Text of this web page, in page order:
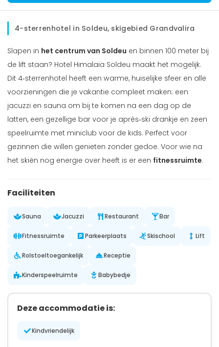
4-sterrenhotel in Soldeu, skigebied Grandvalira
Slapen in het centrum van Soldeu en binnen 100 meter bij
de lift staan? Hotel Himalaia Soldeu maakt het mogelijk.
Dit 4‑sterrenhotel heeft een warme, huiselijke sfeer en alle
voorzieningen die je vakantie compleet maken: een
jacuzzi en sauna om bij te komen na een dag op de
latten, een gezellige bar voor je après‑ski drankje en zeen
speelruimte met miniclub voor de kids. Perfect voor
gezinnen die willen genieten zonder gedoe. Voor wie na
het skiën nog energie over heeft is er een fitnessruimte.
Faciliteiten
Sauna Jacuzzi Restaurant Bar
Fitnessruimte Parkeerplaats Skischool Lift
Rolstoeltoegankelijk Receptie
Kinderspeelruimte Babybedje
Deze accommodatie is:
Kindvriendelijk